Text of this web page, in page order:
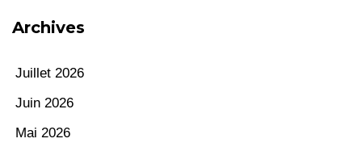
Archives
Juillet 2026
Juin 2026
Mai 2026